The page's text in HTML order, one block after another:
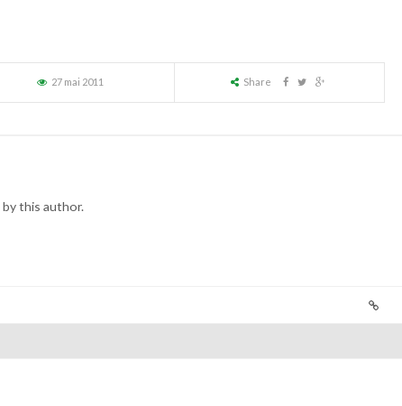
27 mai 2011 Share
by this author.